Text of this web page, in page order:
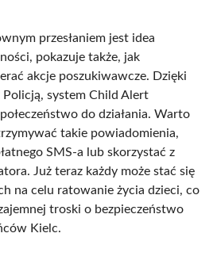
przesłaniem jest idea
pokazuje także, jak
akcje poszukiwawcze. Dzięki
system Child Alert
do działania. Warto
takie powiadomienia,
SMS-a lub skorzystać z
Już teraz każdy może stać się
na celu ratowanie życia dzieci, co
troski o bezpieczeństwo
Kielc.